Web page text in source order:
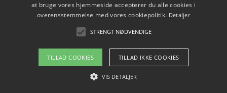
Hold et møde med en WordPress ekspert og vælg den
mest professionelle til at vedligeholde din løsning
Copyright 2026 - Pilanto Aps
Om / kontakt
at bruge vores hjemmeside accepterer du alle cookies i
overensstemmelse med vores cookiepolitik. Detaljer
STRENGT NØDVENDIGE
TILLAD COOKIES TILLAD IKKE COOKIES
VIS DETALJER